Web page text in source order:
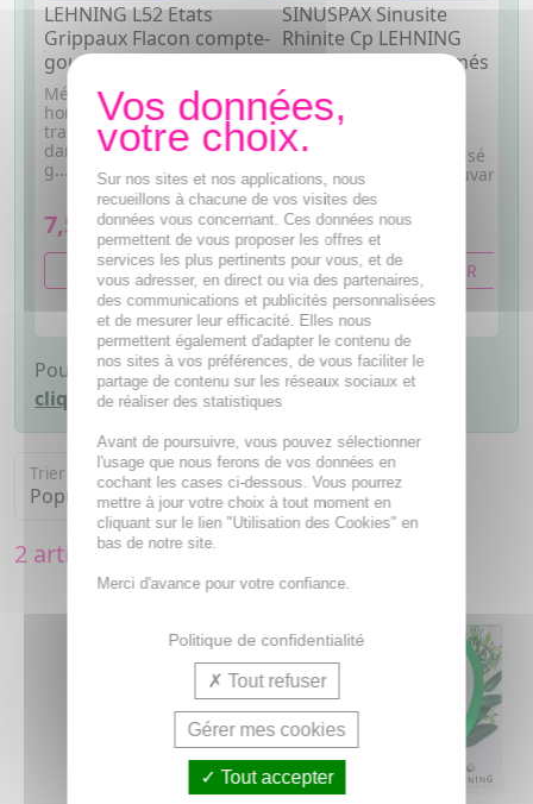
LEHNING L52 Etats
Grippaux Flacon compte-
gouttes de 30ml
Médicament
homéopathique
traditionnellement utilisé
dans le traitement des états
g...
7,50€
AJOUTER AU PANIER
SINUSPAX Sinusite
Rhinite Cp LEHNING
boîte de 60 comprimés à
croquer
Médicament
homéopathique
traditionnellement utilisé
dans le traitement adjuvant
de...
7,90€
AJOUTER AU PANIER
Pour afficher tous les produits disponibles,
cliquez-ici
Trier par
2 articles
Sur nos sites et nos applications, nous
recueillons à chacune de vos visites des
données vous concernant. Ces données nous
permettent de vous proposer les offres et
services les plus pertinents pour vous, et de
vous adresser, en direct ou via des partenaires,
des communications et publicités personnalisées
et de mesurer leur efficacité. Elles nous
permettent également d'adapter le contenu de
nos sites à vos préférences, de vous faciliter le
partage de contenu sur les réseaux sociaux et
de réaliser des statistiques
Avant de poursuivre, vous pouvez sélectionner
l'usage que nous ferons de vos données en
cochant les cases ci-dessous. Vous pourrez
mettre à jour votre choix à tout moment en
cliquant sur le lien "Utilisation des Cookies" en
bas de notre site.
Merci d'avance pour votre confiance.
Politique de confidentialité
Tout refuser
Gérer mes cookies
Tout accepter